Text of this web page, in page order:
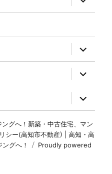
グへ！新築・中古住宅、マン
シー(高知市不動産) | 高知・高
グへ！
Proudly powered